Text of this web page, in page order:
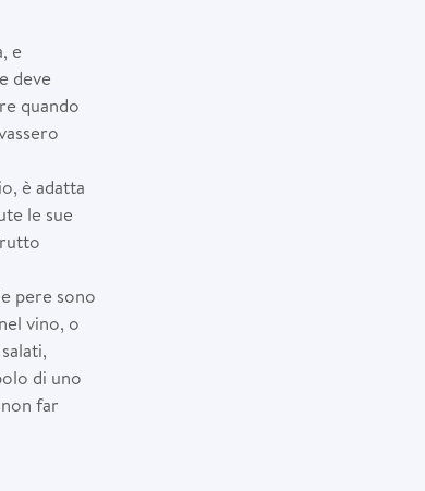
e
deve
quando
è adatta
le sue
pere sono
vino, o
di uno
far